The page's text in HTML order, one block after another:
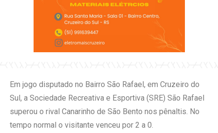
Em jogo disputado no Bairro São Rafael, em Cruzeiro do
Sul, a Sociedade Recreativa e Esportiva (SRE) São Rafael
superou o rival Canarinho de São Bento nos pênaltis. No
tempo normal o visitante venceu por 2 a 0.